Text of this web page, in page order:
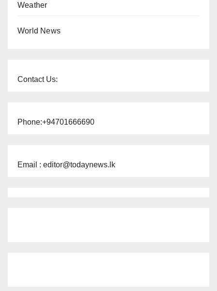
Weather
World News
Contact Us:
Phone:+94701666690
Email : editor@todaynews.lk